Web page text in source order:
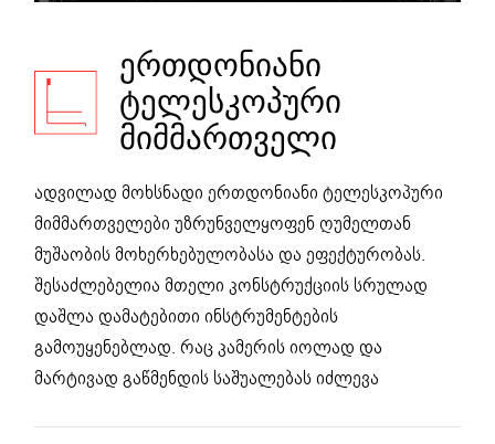
ᲔᲠᲗᲓᲝᲜᲘᲐᲜᲘ
ᲢᲔᲚᲔᲡᲙᲝᲞᲣᲠᲘ
ᲛᲘᲛᲛᲐᲠᲗᲕᲔᲚᲘ
ადვილად მოხსნადი ერთდონიანი ტელესკოპური
მიმმართველები უზრუნველყოფენ ღუმელთან
მუშაობის მოხერხებულობასა და ეფექტურობას.
შესაძლებელია მთელი კონსტრუქციის სრულად
დაშლა დამატებითი ინსტრუმენტების
გამოუყენებლად. რაც კამერის იოლად და
მარტივად გაწმენდის საშუალებას იძლევა